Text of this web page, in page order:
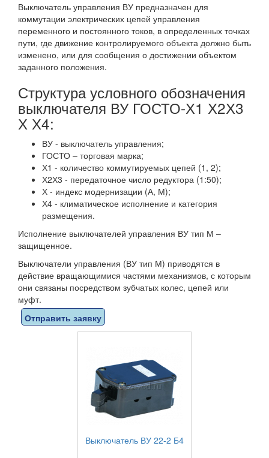
Выключатель управления ВУ предназначен для
коммутации электрических цепей управления
переменного и постоянного токов, в определенных точках
пути, где движение контролируемого объекта должно быть
изменено, или для сообщения о достижении объектом
заданного положения.
Структура условного обозначения
выключателя ВУ ГОСТО-Х1 Х2Х3
Х Х4:
ВУ - выключатель управления;
ГОСТО – торговая марка;
Х1 - количество коммутируемых цепей (1, 2);
Х2Х3 - передаточное число редуктора (1:50);
Х - индекс модернизации (А, М);
Х4 - климатическое исполнение и категория
размещения.
Исполнение выключателей управления ВУ тип М –
защищенное.
Выключатели управления (ВУ тип М) приводятся в
действие вращающимися частями механизмов, с которым
они связаны посредством зубчатых колес, цепей или
муфт.
Отправить заявку
Выключатель ВУ 22-2 Б4